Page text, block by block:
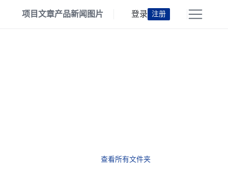
项目文章产品新闻 图片 登录 注册
查看所有文件夹